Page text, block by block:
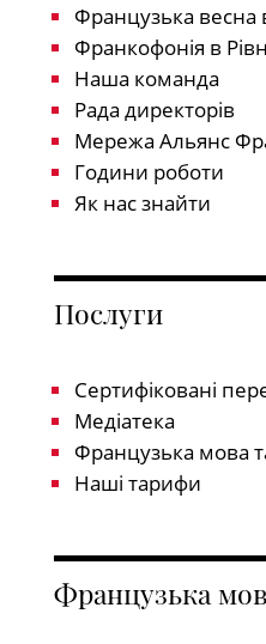
Французька весна
Франкофонія в
Наша команда
Рада директорів
Мережа Альянс
Години роботи
Як нас знайти
Послуги
Сертифіковані
Медіатека
Французька мова
Наші тарифи
Французька